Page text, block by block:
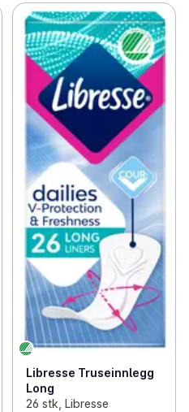
Libresse Truseinnlegg
Long
26 stk, Libresse